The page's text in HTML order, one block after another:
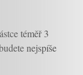
téměř 3
nejspíše